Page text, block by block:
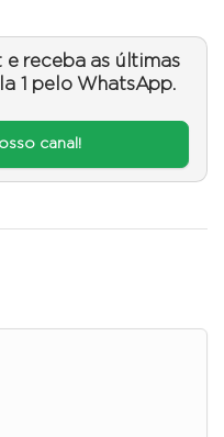
e receba as últimas
1 pelo WhatsApp.
canal!